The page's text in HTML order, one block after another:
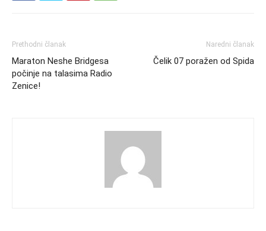
Prethodni članak
Maraton Neshe Bridgesa
počinje na talasima Radio
Zenice!
Naredni članak
Čelik 07 poražen od Spida